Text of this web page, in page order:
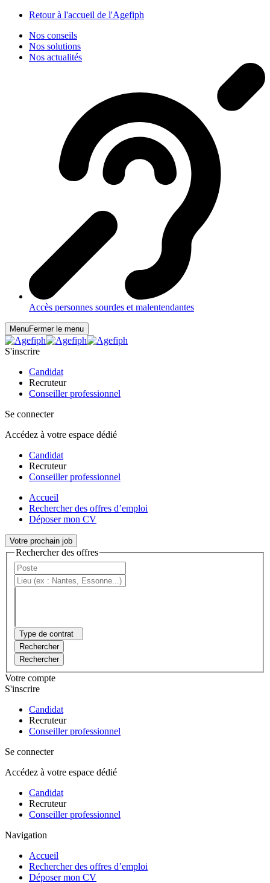
Retour à l'accueil de l'Agefiph
Nos conseils
Nos solutions
Nos actualités
Accès personnes sourdes et malentendantes
MenuFermer le menu
S'inscrire
Candidat
Recruteur
Conseiller professionnel
Se connecter
Accédez à votre espace dédié
Candidat
Recruteur
Conseiller professionnel
Accueil
Rechercher des offres d’emploi
Déposer mon CV
Votre prochain job
Rechercher des offres
Type de contrat
Rechercher
Rechercher
Votre compte
S'inscrire
Candidat
Recruteur
Conseiller professionnel
Se connecter
Accédez à votre espace dédié
Candidat
Recruteur
Conseiller professionnel
Navigation
Accueil
Rechercher des offres d’emploi
Déposer mon CV